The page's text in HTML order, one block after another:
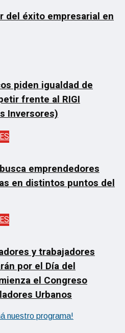
del éxito empresarial en
piden igualdad de
frente al RIGI
Inversores)
emprendedores
en distintos puntos del
y trabajadores
por el Día del
el Congreso
Urbanos